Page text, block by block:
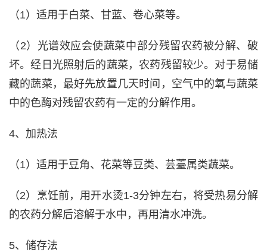
（1）适用于白菜、甘蓝、卷心菜等。
（2）光谱效应会使蔬菜中部分残留农药被分解、破
坏。经日光照射后的蔬菜，农药残留较少。对于易储
藏的蔬菜，最好先放置几天时间，空气中的氧与蔬菜
中的色酶对残留农药有一定的分解作用。
4、加热法
（1）适用于豆角、花菜等豆类、芸薹属类蔬菜。
（2）烹饪前，用开水烫1-3分钟左右，将受热易分解
的农药分解后溶解于水中，再用清水冲洗。
5、储存法